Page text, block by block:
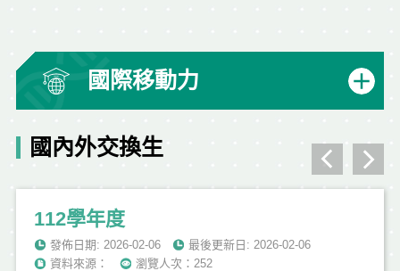
國際移動力
國內外交換生
112學年度
發佈日期: 2026-02-06
最後更新日: 2026-02-06
資料來源：
瀏覽人次：252